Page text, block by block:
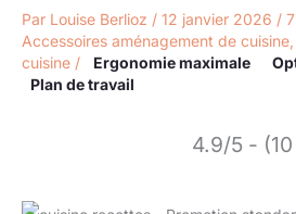
Par Louise Berlioz / 12 janvier 2026 /
Accessoires aménagement de cuisine,
cuisine / Ergonomie maximale
Plan de travail
4.9/5 -